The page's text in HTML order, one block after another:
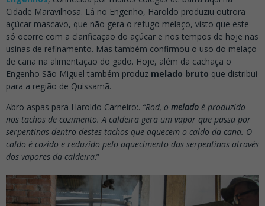
Cidade Maravilhosa. Lá no Engenho, Haroldo produziu outrora
açúcar mascavo, que não gera o refugo melaço, visto que este
só ocorre com a clarificação do açúcar e nos tempos de hoje nas
usinas de refinamento. Mas também confirmou o uso do melaço
de cana na alimentação do gado. Hoje, além da cachaça o
Engenho São Miguel também produz melado bruto que distribui
para a região de Quissamã.
Abro aspas para Haroldo Carneiro:. “Rod, o melado é produzido
nos tachos de cozimento. A caldeira gera um vapor que passa por
serpentinas dentro destes tachos que aquecem o caldo da cana. O
caldo é cozido e reduzido pelo aquecimento das serpentinas através
dos vapores da caldeira.”